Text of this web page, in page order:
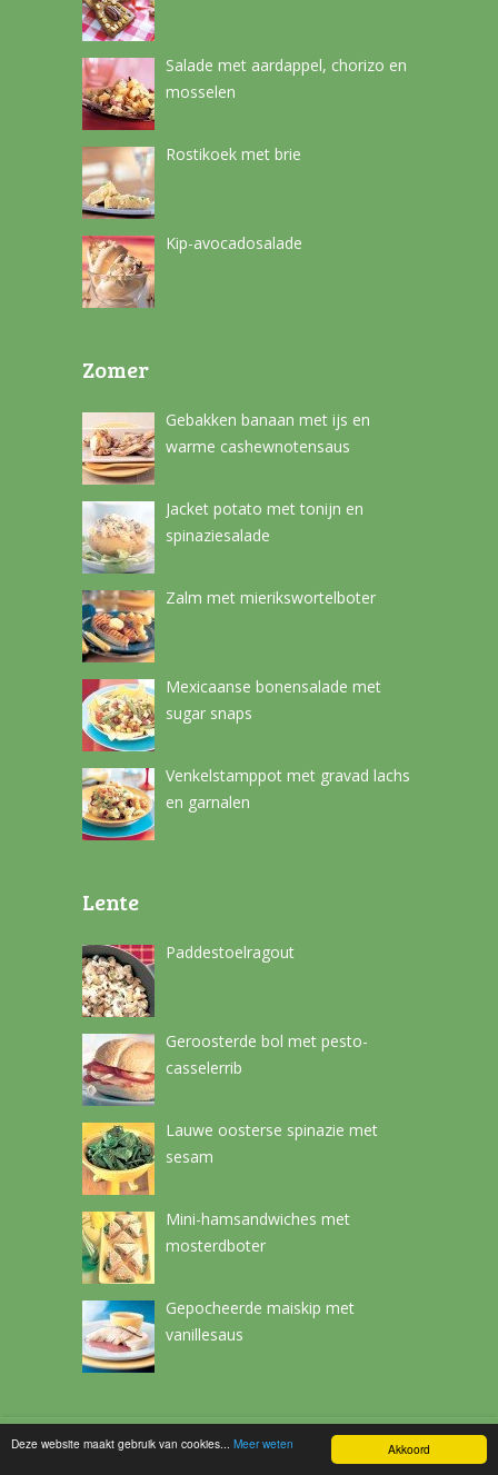
Akkoord
Deze website maakt gebruik van cookies... Meer weten
Salade met aardappel, chorizo en
mosselen
Rostikoek met brie
Kip-avocadosalade
Zomer
Gebakken banaan met ijs en
warme cashewnotensaus
Jacket potato met tonijn en
spinaziesalade
Zalm met mierikswortelboter
Mexicaanse bonensalade met
sugar snaps
Venkelstamppot met gravad lachs
en garnalen
Lente
Paddestoelragout
Geroosterde bol met pesto-
casselerrib
Lauwe oosterse spinazie met
sesam
Mini-hamsandwiches met
mosterdboter
Gepocheerde maiskip met
vanillesaus
NetchefCopyright © 2026.